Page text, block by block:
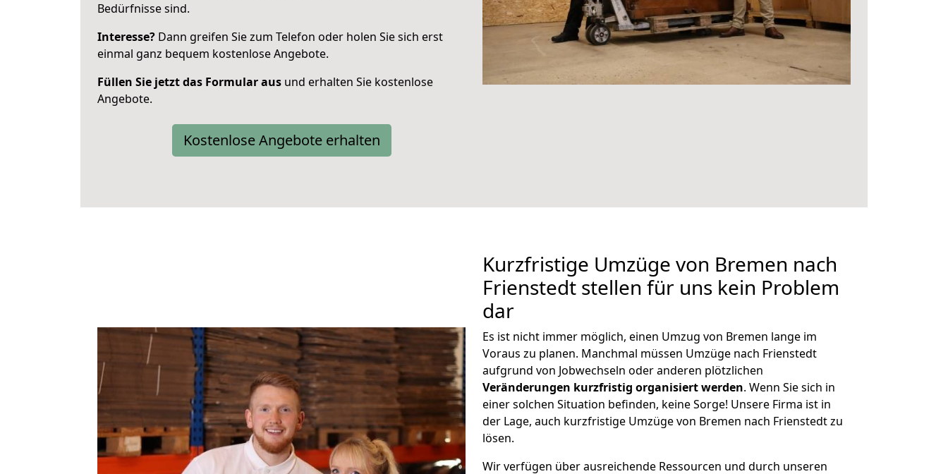
Bedürfnisse sind.
Interesse? Dann greifen Sie zum Telefon oder holen Sie sich erst
einmal ganz bequem kostenlose Angebote.
Füllen Sie jetzt das Formular aus und erhalten Sie kostenlose
Angebote.
Kostenlose Angebote erhalten
Kurzfristige Umzüge von Bremen nach
Frienstedt stellen für uns kein Problem
dar
Es ist nicht immer möglich, einen Umzug von Bremen lange im
Voraus zu planen. Manchmal müssen Umzüge nach Frienstedt
aufgrund von Jobwechseln oder anderen plötzlichen
Veränderungen kurzfristig organisiert werden. Wenn Sie sich in
einer solchen Situation befinden, keine Sorge! Unsere Firma ist in
der Lage, auch kurzfristige Umzüge von Bremen nach Frienstedt zu
lösen.
Wir verfügen über ausreichende Ressourcen und durch unseren